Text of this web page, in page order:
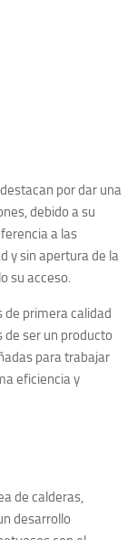
por dar una
debido a su
a las
y sin apertura de la
su acceso.
de primera calidad
ser un producto
para trabajar
eficiencia y